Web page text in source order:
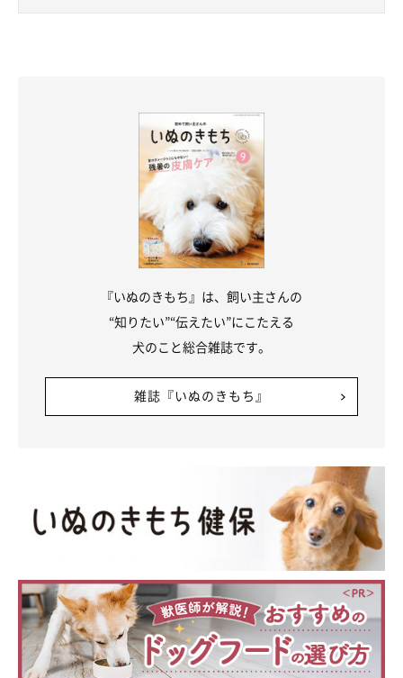
『いぬのきもち』は、飼い主さんの
“知りたい”“伝えたい”にこたえる
犬のこと総合雑誌です。
雑誌『いぬのきもち』